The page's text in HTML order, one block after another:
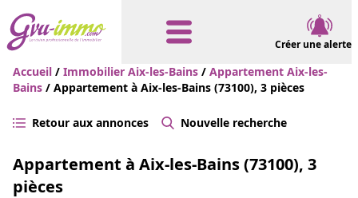
Créer une alerte
Accueil / Immobilier Aix-les-Bains / Appartement Aix-les-
Bains / Appartement à Aix-les-Bains (73100), 3 pièces
Retour aux annonces Nouvelle recherche
Appartement à Aix-les-Bains (73100), 3
pièces